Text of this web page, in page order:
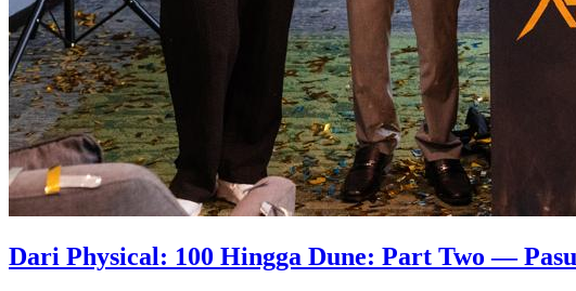
Dari Physical: 100 Hingga Dune: Part Two —